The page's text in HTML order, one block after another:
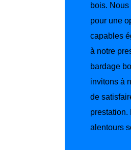
bois.
pour une
capables
à notre
bardage
invitons à
de
prestation.
alentours